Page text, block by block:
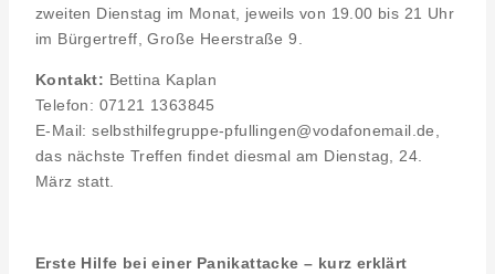
zweiten Dienstag im Monat, jeweils von 19.00 bis 21 Uhr
im Bürgertreff, Große Heerstraße 9.
Kontakt: Bettina Kaplan
Telefon: 07121 1363845
E-Mail: selbsthilfegruppe-pfullingen@vodafonemail.de,
das nächste Treffen findet diesmal am Dienstag, 24.
März statt.
Erste Hilfe bei einer Panikattacke – kurz erklärt